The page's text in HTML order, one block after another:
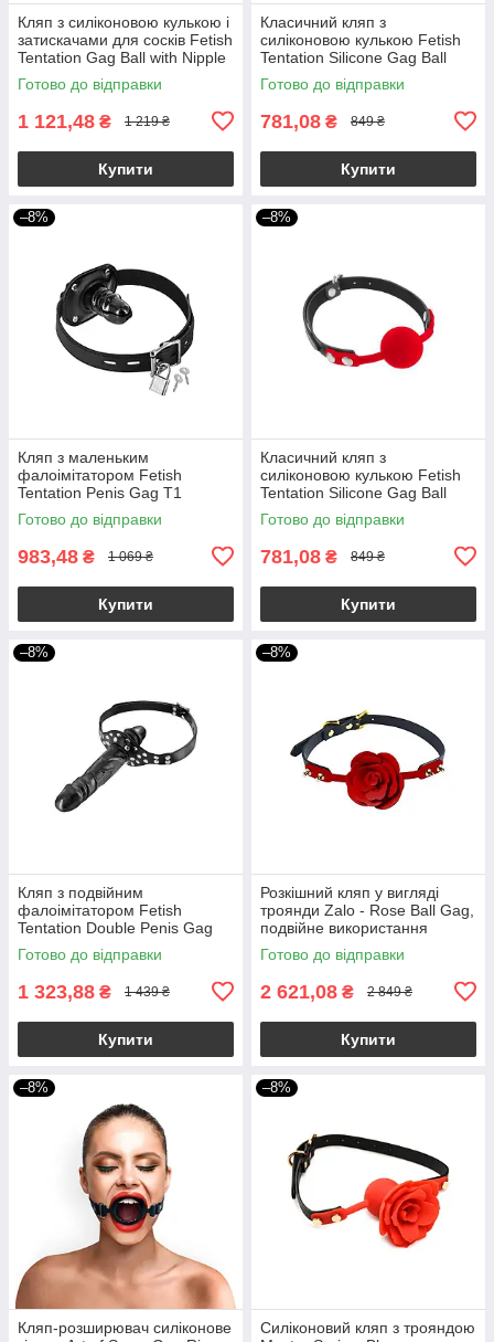
Кляп з силіконовою кулькою і
затискачами для сосків Fetish
Tentation Gag Ball with Nipple
Clamps
Готово до відправки
1 121,48 ₴ 1 219 ₴
Купити
Класичний кляп з
силіконовою кулькою Fetish
Tentation Silicone Gag Ball
Готово до відправки
781,08 ₴ 849 ₴
Купити
–8%
Кляп з маленьким
фалоімітатором Fetish
Tentation Penis Gag T1
Готово до відправки
983,48 ₴ 1 069 ₴
Купити
–8%
Класичний кляп з
силіконовою кулькою Fetish
Tentation Silicone Gag Ball
Готово до відправки
781,08 ₴ 849 ₴
Купити
–8%
Кляп з подвійним
фалоімітатором Fetish
Tentation Double Penis Gag
Готово до відправки
1 323,88 ₴ 1 439 ₴
Купити
–8%
Розкішний кляп у вигляді
троянди Zalo - Rose Ball Gag,
подвійне використання
Готово до відправки
2 621,08 ₴ 2 849 ₴
Купити
–8%
Кляп-розширювач силіконове
–8%
Силіконовий кляп з трояндою